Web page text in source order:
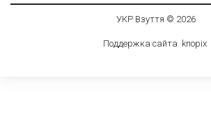
УКР Взуття © 2026
Поддержка сайта knopix